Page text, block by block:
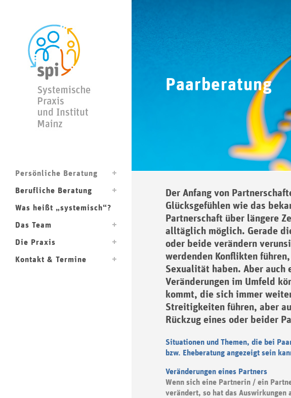
Persönliche Beratung
Berufliche Beratung
Was heißt „systemisch“?
Das Team
Die Praxis
Kontakt & Termine
Paarberatung
Der Anfang von
Glücksgefühlen wie das
Partnerschaft über längere
alltäglich möglich. Gerade
oder beide verändern
werdenden Konflikten
Sexualität haben. Aber auch
Veränderungen im Umfeld
kommt, die sich immer
Streitigkeiten führen, aber
Rückzug eines oder beider
Situationen und Themen, die bei
bzw. Eheberatung angezeigt sein
Veränderungen eines Partners
Wenn sich eine Partnerin / ein
verändert, so hat das Auswirkungen